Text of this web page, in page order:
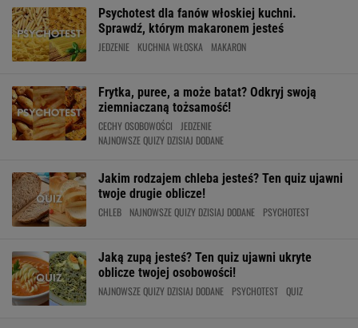
Psychotest dla fanów włoskiej kuchni.
Sprawdź, którym makaronem jesteś
JEDZENIE KUCHNIA WŁOSKA MAKARON
Frytka, puree, a może batat? Odkryj swoją
ziemniaczaną tożsamość!
CECHY OSOBOWOŚCI
JEDZENIE
NAJNOWSZE QUIZY DZISIAJ DODANE
Jakim rodzajem chleba jesteś? Ten quiz ujawni
twoje drugie oblicze!
CHLEB NAJNOWSZE QUIZY DZISIAJ DODANE PSYCHOTEST
Jaką zupą jesteś? Ten quiz ujawni ukryte
oblicze twojej osobowości!
NAJNOWSZE QUIZY DZISIAJ DODANE PSYCHOTEST QUIZ